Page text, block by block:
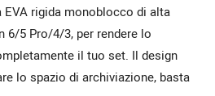
rigida monoblocco di alta
6/5 Pro/4/3, per rendere lo
il tuo set. Il design
lo spazio di archiviazione, basta